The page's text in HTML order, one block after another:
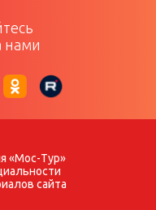
нами
«Мос-Тур»
сайта